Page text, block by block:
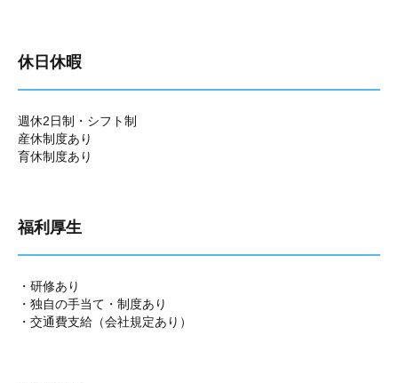
休日休暇
週休2日制・シフト制
産休制度あり
育休制度あり
福利厚生
・研修あり
・独自の手当て・制度あり
・交通費支給（会社規定あり）